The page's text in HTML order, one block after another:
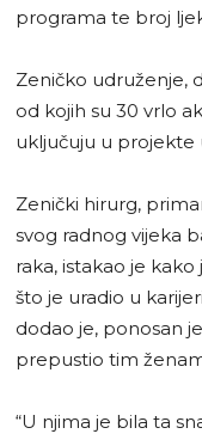
programa te broj
Zeničko udruženje,
od kojih su 30 vrlo
uključuju u projekte
Zenički hirurg,
svog radnog vijeka
raka, istakao je
što je uradio u
dodao je, ponosan
prepustio tim
“U njima je bila ta